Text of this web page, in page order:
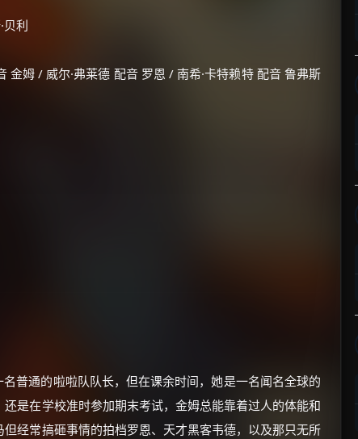
贝利
金姆 / 威尔·弗莱德 配音 罗恩 / 南希·卡特赖特 配音 鲁弗斯
普通的啦啦队队长，但在课余时间，她是一名闻名全球的
是在学校准时参加期末考试，金姆总能靠着过人的体能和
经常搞砸事情的拍档罗恩、天才黑客韦德，以及那只无所
⚡ 前往【大淘客】领红包